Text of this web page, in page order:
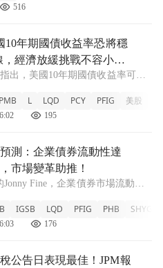
最新數據，截至4月28日，該
516
率恐將穩守4%底線，經濟放
10年期國債收益率恐將穩
，經濟放緩挑戰不容小
出，美國10年期國債收益率可能
素限制其下行空間。 新聞: 隨著美
日益嚴峻的挑戰，市場對於10年期
L LQD PCY PFIG 美股
195
流動性達歷史新高，市場變革
測：企業債券流動性達
市場變革助推！
Jonny Fine，企業債券市場流動性
CNBC訪問時，高盛全球投資級信
Jonny Fine表示，企業債券市場
IGSB LQD PFIG PHB SHYG
176
佳！JPM報告揭示驚人資料文章
公告日表現最佳！JPM報